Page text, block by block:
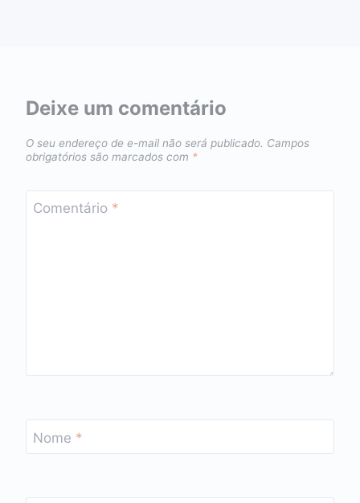
Deixe um comentário
O seu endereço de e-mail não será publicado. Campos
obrigatórios são marcados com *
Comentário *
Nome *